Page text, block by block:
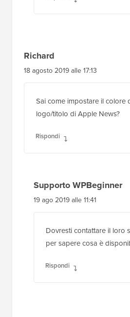
Richard
18 agosto 2019 alle 17:13
Sai come impostare il colore
logo/titolo di Apple News?
Rispondi
Supporto WPBeginner
19 ago 2019 alle 11:41
Dovresti contattare il loro
per sapere cosa è
Rispondi